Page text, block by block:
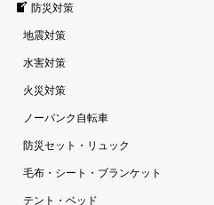
防災対策
地震対策
水害対策
火災対策
ノーパンク自転車
防災セット・リュック
毛布・シート・ブランケット
テント・ベッド